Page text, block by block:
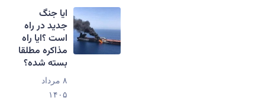
ایا جنگ
جدید در راه
است ؟ایا راه
مذاکره مطلقا
بسته شده؟
۸ مرداد
۱۴۰۵